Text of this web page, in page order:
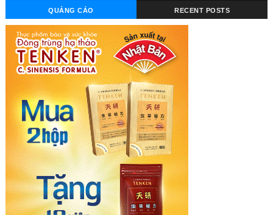
QUẢNG CÁO RECENT POSTS